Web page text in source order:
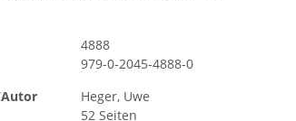
4888
979-0-2045-4888-0
Heger, Uwe
52 Seiten